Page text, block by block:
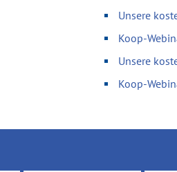
Unsere
Koop-
Unsere
Koop-